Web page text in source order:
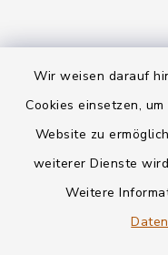
Wir weisen darauf
Cookies einsetzen,
Website zu
weiterer Dienste
Weitere